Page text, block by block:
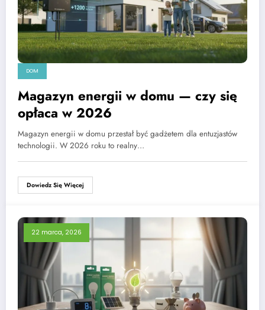
DOM
Magazyn energii w domu — czy się
opłaca w 2026
Magazyn energii w domu przestał być gadżetem dla entuzjastów
technologii. W 2026 roku to realny…
Dowiedz Się Więcej
22 marca, 2026